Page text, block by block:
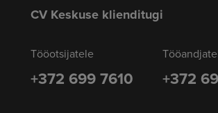
CV Keskuse klienditugi
Tööotsijatele
+372 699 7610 +372